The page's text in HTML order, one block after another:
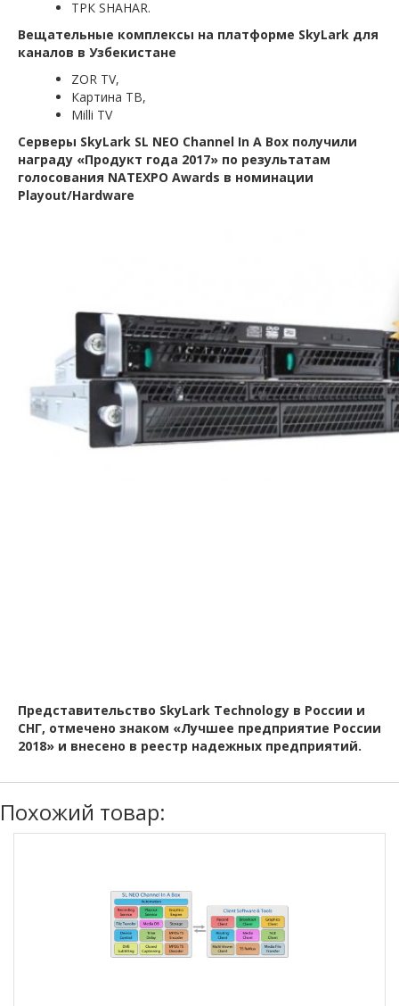
ТРК SHAHAR.
Вещательные комплексы на платформе SkyLark для
каналов в Узбекистане
ZOR TV,
Картина ТВ,
Milli TV
Серверы SkyLark SL NEO Channel In A Box получили
награду «Продукт года 2017» по результатам
голосования NATEXPO Awards в номинации
Playout/Hardware
Представительство SkyLark Technology в России и
СНГ, отмечено знаком «Лучшее предприятие России
2018» и внесено в реестр надежных предприятий.
Похожий товар: